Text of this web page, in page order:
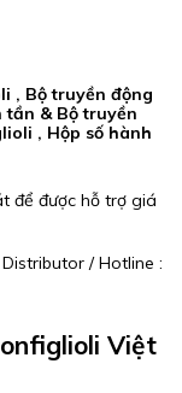
, Bộ truyền động
& Bộ truyền
, Hộp số hành
để được hỗ trợ giá
/ Hotline :
Việt